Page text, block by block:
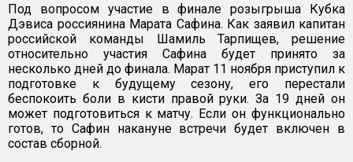
Под вопросом участие в финале розыгрыша Кубка
Дэвиса россиянина Марата Сафина. Как заявил капитан
российской команды Шамиль Тарпищев, решение
относительно участия Сафина будет принято за
несколько дней до финала. Марат 11 ноября приступил к
подготовке к будущему сезону, его перестали
беспокоить боли в кисти правой руки. За 19 дней он
может подготовиться к матчу. Если он функционально
готов, то Сафин накануне встречи будет включен в
состав сборной.